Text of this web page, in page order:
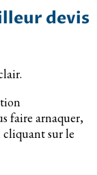
devis
faire arnaquer,
cliquant sur le